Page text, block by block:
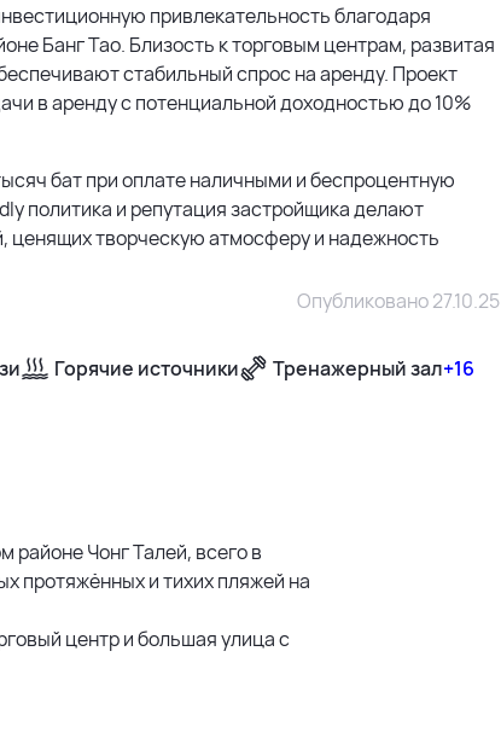
привлекательность благодаря
Банг Тао. Близость к торговым центрам, развитая
стабильный спрос на аренду. Проект
в аренду с потенциальной доходностью до 10%
бат при оплате наличными и беспроцентную
политика и репутация застройщика делают
ценящих творческую атмосферу и надежность
Опубликовано 27.10.25
Горячие источники Тренажерный зал+16
районе Чонг Талей, всего в
протяжённых и тихих пляжей на
центр и большая улица с
3 км
5 км